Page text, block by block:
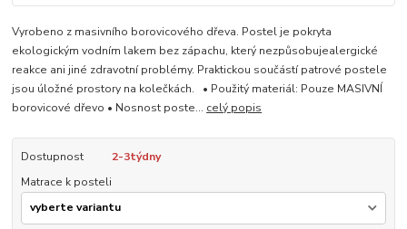
Vyrobeno z masivního borovicového dřeva. Postel je pokryta
ekologickým vodním lakem bez zápachu, který nezpůsobujealergické
reakce ani jiné zdravotní problémy. Praktickou součástí patrové postele
jsou úložné prostory na kolečkách. • Použitý materiál: Pouze MASIVNÍ
borovicové dřevo • Nosnost poste... celý popis
Dostupnost
2-3týdny
Matrace k posteli